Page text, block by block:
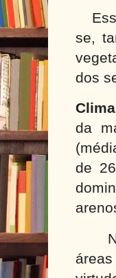
se,
dos
da
de